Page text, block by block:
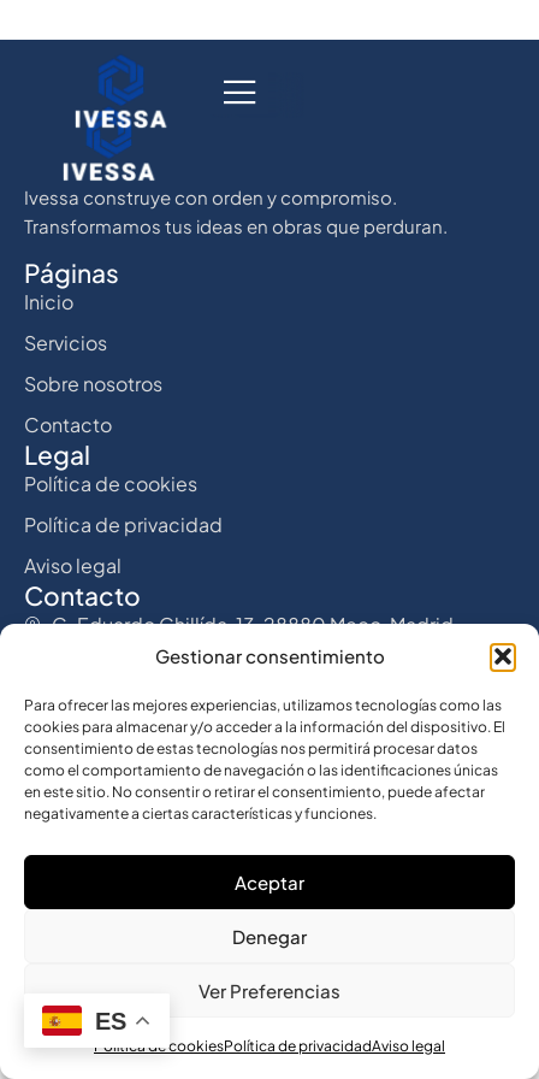
Gestionar consentimiento
Para ofrecer las mejores experiencias, utilizamos tecnologías como las
cookies para almacenar y/o acceder a la información del dispositivo. El
consentimiento de estas tecnologías nos permitirá procesar datos
como el comportamiento de navegación o las identificaciones únicas
en este sitio. No consentir o retirar el consentimiento, puede afectar
negativamente a ciertas características y funciones.
Aceptar
Denegar
Ver Preferencias
Política de cookiesPolítica de privacidadAviso legal
Ivessa construye con orden y compromiso.
Transformamos tus ideas en obras que perduran.
Páginas
Inicio
Servicios
Sobre nosotros
Contacto
Legal
Política de cookies
Política de privacidad
Aviso legal
Contacto
C. Eduardo Chillída, 13, 28880 Meco, Madrid
info@ivessaconstrucciones.com
Copyright © 2026. Todos los derechos reservados. Web
desarrollada por2seis
ES